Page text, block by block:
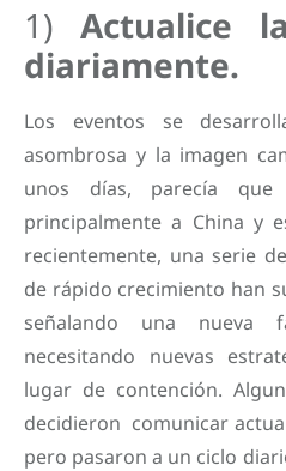
1) Actualice
diariamente.
Los eventos se
asombrosa y la imagen
unos días, parecía
principalmente a China y
recientemente, una serie
de rápido crecimiento han
señalando una nueva
necesitando nuevas
lugar de contención.
decidieron comunicar
pero pasaron a un ciclo